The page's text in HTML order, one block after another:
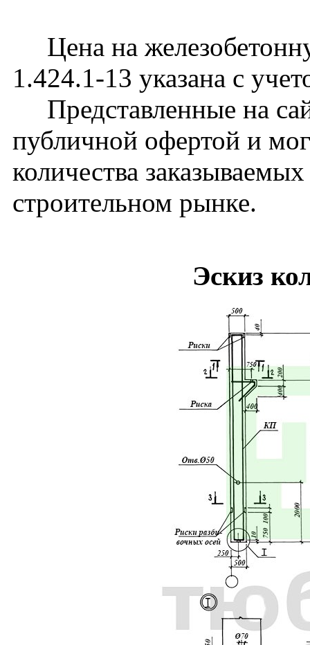
Цена на
1.424.1-13 указана с
Представленные на
публичной офертой и
количества
строительном рынке.
Эскиз